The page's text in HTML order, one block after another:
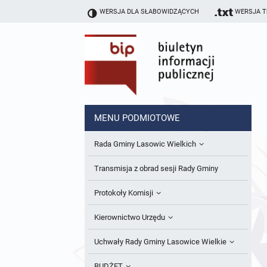
WERSJA DLA SŁABOWIDZĄCYCH WERSJA
MENU PODMIOTOWE
Rada Gminy Lasowic Wielkich
Sesje Rady Gminy
Skład Rady Gminy
Interpelacje i Zapytania Radnych
Komisje Rady Gminy i informacja o
Transmisja z obrad sesji Rady Gminy
Protokoły Komisji
Komisja Budżetu i Finansów
Komisja Oświatowa
Kierownictwo Urzędu
Wójt
Uchwały Rady Gminy Lasowice Wielkie